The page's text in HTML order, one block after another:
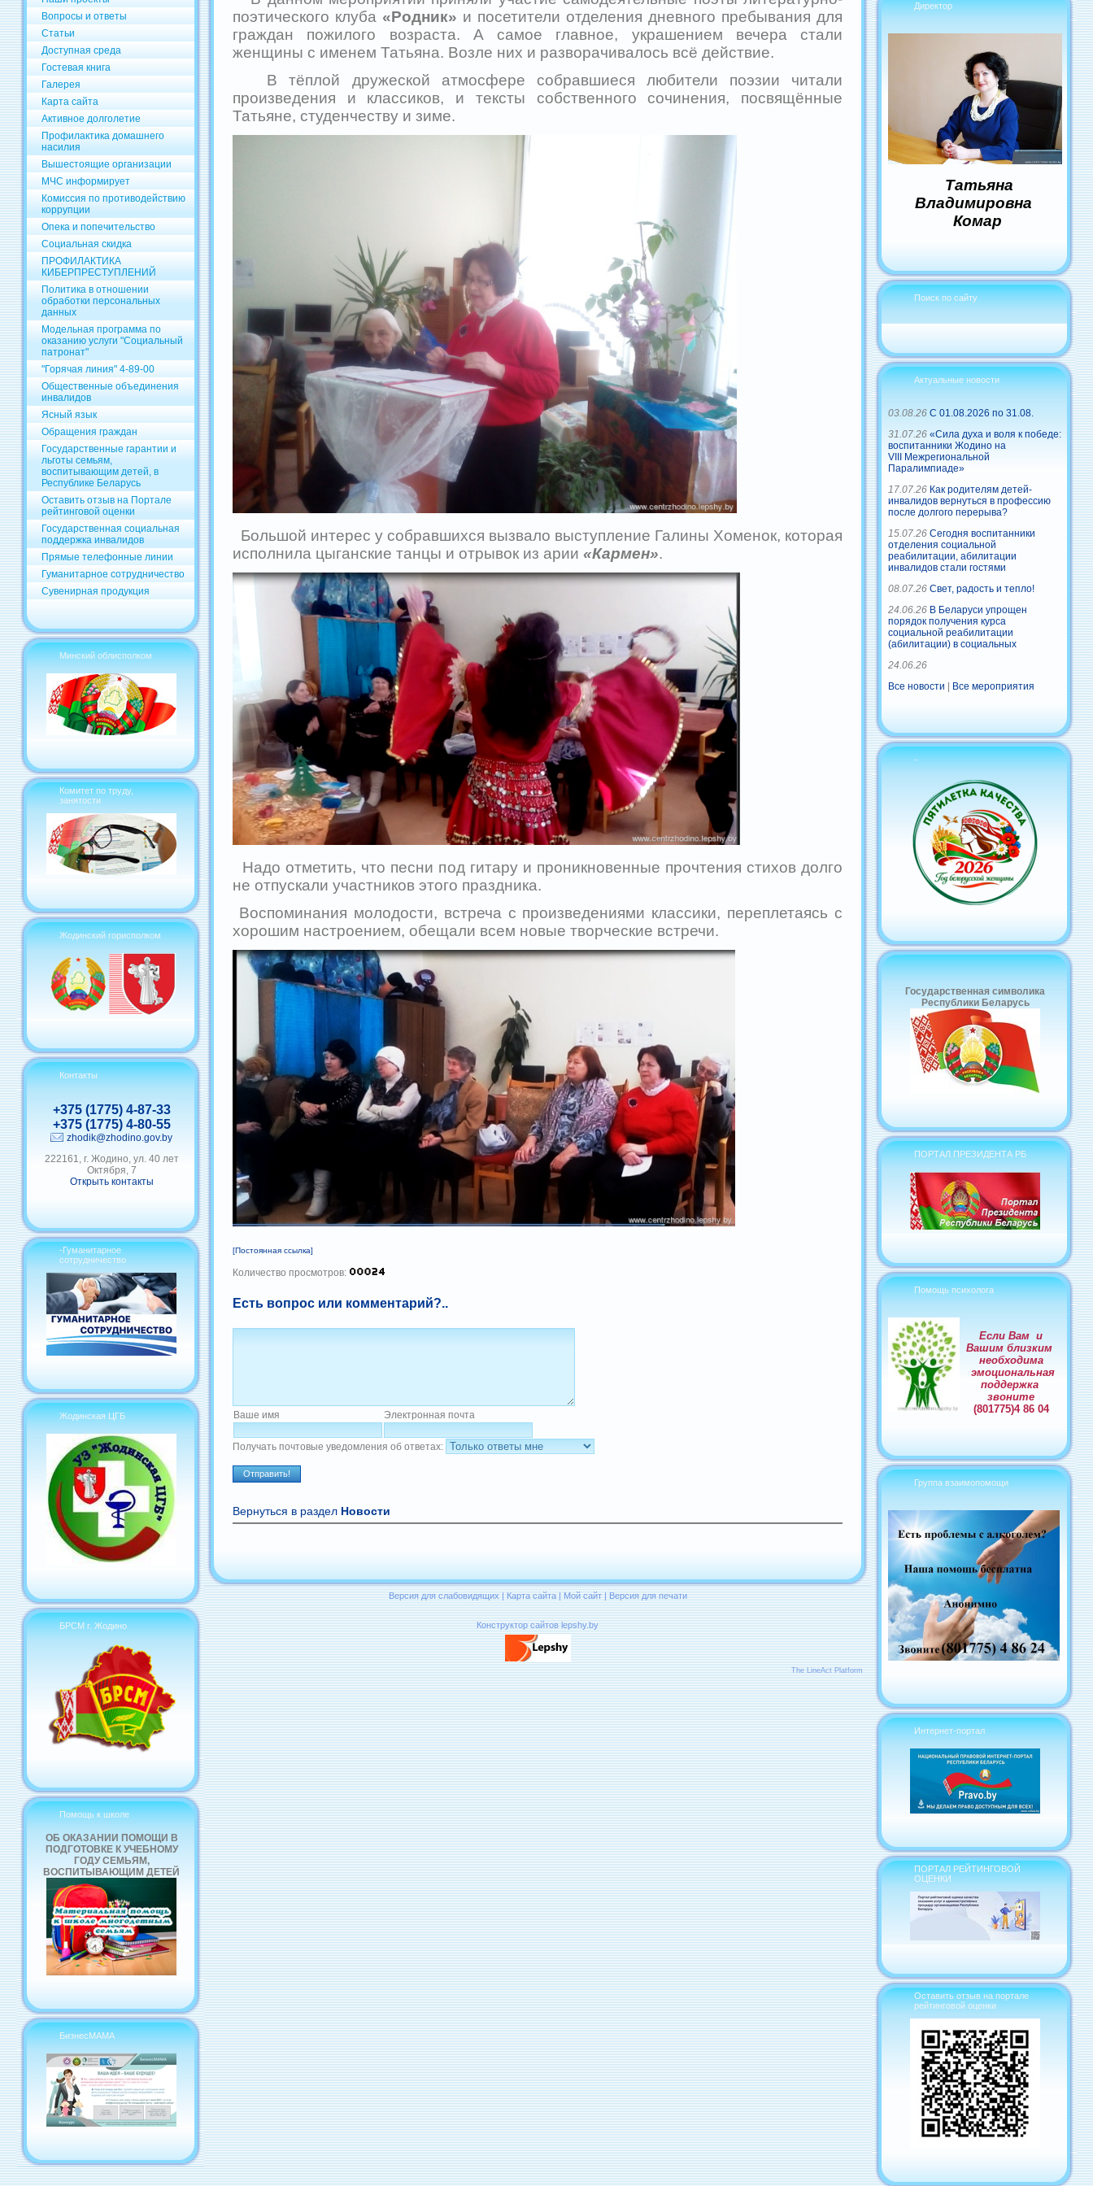
Вопросы и ответы
Статьи
Доступная среда
Гостевая книга
Галерея
Карта сайта
Активное долголетие
Профилактика домашнего
насилия
Вышестоящие организации
МЧС информирует
Комиссия по противодействию
коррупции
Опека и попечительство
Социальная скидка
ПРОФИЛАКТИКА
КИБЕРПРЕСТУПЛЕНИЙ
Политика в отношении
обработки персональных
данных
Модельная программа по
оказанию услуги "Социальный
патронат"
"Горячая линия" 4-89-00
Общественные объединения
инвалидов
Ясный язык
Обращения граждан
Государственные гарантии и
льготы семьям,
воспитывающим детей, в
Республике Беларусь
Оставить отзыв на Портале
рейтинговой оценки
Государственная социальная
поддержка инвалидов
Прямые телефонные линии
Гуманитарное сотрудничество
Сувенирная продукция
Минский облисполком
Комитет по труду,
занятости
Жодинский горисполком
Контакты
+375 (1775) 4-87-33
+375 (1775) 4-80-55
zhodik@zhodino.gov.by
222161, г. Жодино, ул. 40 лет
Октября, 7
Открыть контакты
-Гуманитарное
сотрудничество
Жодинская ЦГБ
БРСМ г. Жодино
Помощь к школе
ОБ ОКАЗАНИИ ПОМОЩИ В
ПОДГОТОВКЕ К УЧЕБНОМУ
ГОДУ СЕМЬЯМ,
ВОСПИТЫВАЮЩИМ ДЕТЕЙ
БизнесМАМА
поэтического клуба «Родник» и посетители отделения дневного пребывания для
граждан пожилого возраста. А самое главное, украшением вечера стали
женщины с именем Татьяна. Возле них и разворачивалось всё действие.
В тёплой дружеской атмосфере собравшиеся любители поэзии читали
произведения и классиков, и тексты собственного сочинения, посвящённые
Татьяне, студенчеству и зиме.
Большой интерес у собравшихся вызвало выступление Галины Хоменок, которая
исполнила цыганские танцы и отрывок из арии «Кармен».
Надо отметить, что песни под гитару и проникновенные прочтения стихов долго
не отпускали участников этого праздника.
Воспоминания молодости, встреча с произведениями классики, переплетаясь с
хорошим настроением, обещали всем новые творческие встречи.
[Постоянная ссылка]
Количество просмотров:
Есть вопрос или комментарий?..
Ваше имя Электронная почта
Получать почтовые уведомления об ответах:
Вернуться в раздел Новости
Версия для слабовидящих | Карта сайта | Мой сайт | Версия для печати
Конструктор сайтов lepshy.by
The LineAct Platform
Директор
Татьяна
Владимировна
Комар
Поиск по сайту
Актуальные новости
03.08.26 С 01.08.2026 по 31.08.
31.07.26 «Сила духа и воля к победе:
воспитанники Жодино на
VIII Межрегиональной
Паралимпиаде»
17.07.26 Как родителям детей-
инвалидов вернуться в профессию
после долгого перерыва?
15.07.26 Сегодня воспитанники
отделения социальной
реабилитации, абилитации
инвалидов стали гостями
08.07.26 Свет, радость и тепло!
24.06.26 В Беларуси упрощен
порядок получения курса
социальной реабилитации
(абилитации) в социальных
24.06.26
Все новости
Все мероприятия
-
Государственная символика
Республики Беларусь
ПОРТАЛ ПРЕЗИДЕНТА РБ
Помощь психолога
Если Вам и
Вашим близким
необходима
эмоциональная
поддержка
звоните
(801775)4 86 04
Группа взаимопомощи
Интернет-портал
ПОРТАЛ РЕЙТИНГОВОЙ
ОЦЕНКИ
Оставить отзыв на портале
рейтинговой оценки